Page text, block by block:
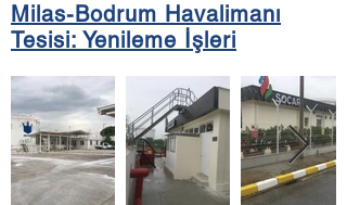
Milas-Bodrum Havalimanı
Tesisi: Yenileme İşleri